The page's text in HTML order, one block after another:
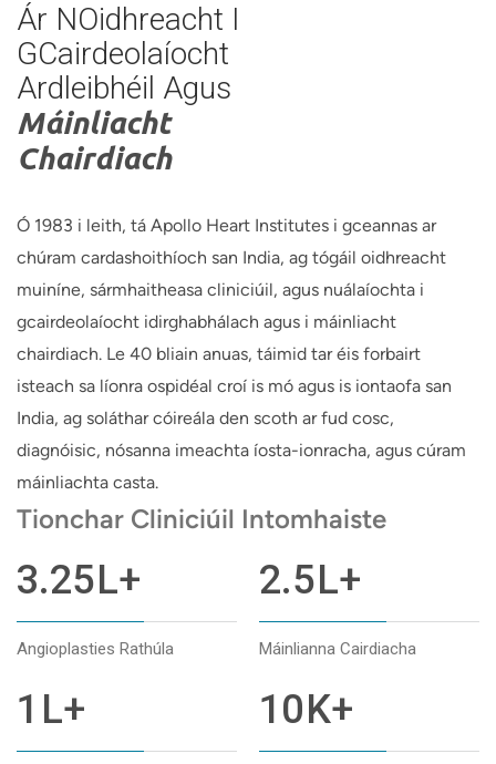
Ár NOidhreacht I
GCairdeolaíocht
Ardleibhéil Agus
Máinliacht
Chairdiach
Ó 1983 i leith, tá Apollo Heart Institutes i gceannas ar
chúram cardashoithíoch san India, ag tógáil oidhreacht
muiníne, sármhaitheasa cliniciúil, agus nuálaíochta i
gcairdeolaíocht idirghabhálach agus i máinliacht
chairdiach. Le 40 bliain anuas, táimid tar éis forbairt
isteach sa líonra ospidéal croí is mó agus is iontaofa san
India, ag soláthar cóireála den scoth ar fud cosc,
diagnóisic, nósanna imeachta íosta-ionracha, agus cúram
máinliachta casta.
Tionchar Cliniciúil Intomhaiste
3.25L+
Angioplasties Rathúla
2.5L+
Máinlianna Cairdiacha
1 L+ 10K+